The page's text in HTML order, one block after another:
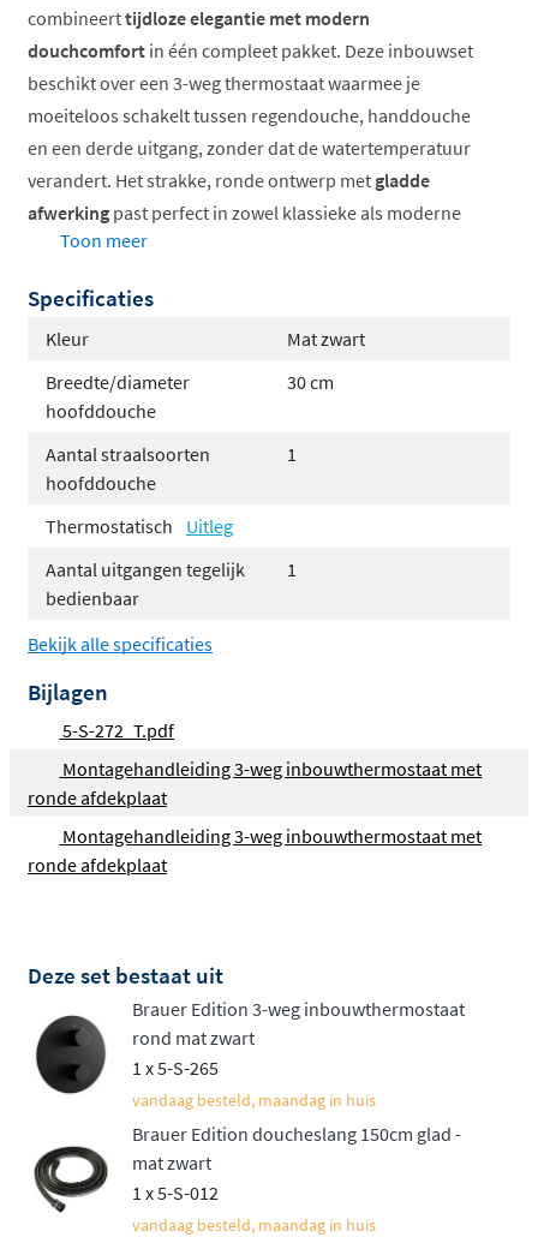
combineerttijdloze elegantie met modern
douchcomfort in één compleet pakket. Deze inbouwset
beschikt over een 3-weg thermostaat waarmee je
moeiteloos schakelt tussen regendouche, handdouche
en een derde uitgang, zonder dat de watertemperatuur
verandert. Het strakke, ronde ontwerp met gladde
afwerking past perfect in zowel klassieke als moderne
badkamers.
Compleet thermostatisch inbouwsysteem
Elegant rond design met gladde knoppen
Ruime kleurkeuze in diverse afwerkingen
Samenstellen naar eigen wens
Met deze regendoucheset kun je jouw ideale
doucheoplossing samenstellen. Kies uit een
hoofddouche met een diameter van 20cm of 30cm
afhankelijk van de grootte van je doucheruimte en de
gemonteerd met een rechte wandarm voor een strakke
look, een gebogen wandarm voor extra reikwijdte, of
een plafondbuis voor een luxe spa-ervaring.
Flexibele handdouche opties
De set biedt keuze tussen twee types handdouches: een
eenvoudig wisselt tussen verschillende waterpatronen
via een drukknop. Je kunt de handdouche plaatsen in
een vaste wandhouder of aan een glijstang voor in
hoogte verstelbaar comfort. Beide varianten worden
compleet geleverd met een 150cm flexibele
doucheslang.
Uitgebreide kleurcollectie
Toon meer
Specificaties
Kleur
Mat zwart
Breedte/diameter
hoofddouche
30 cm
Aantal straalsoorten
hoofddouche
1
Thermostatisch
Uitleg
Aantal uitgangen tegelijk
bedienbaar
1
Bekijk alle specificaties
Bijlagen
5-S-272_T.pdf
Montagehandleiding 3-weg inbouwthermostaat met
ronde afdekplaat
Montagehandleiding 3-weg inbouwthermostaat met
ronde afdekplaat
Deze set bestaat uit
Brauer Edition 3-weg inbouwthermostaat
rond mat zwart
1 x 5-S-265
vandaag besteld, maandag in huis
Brauer Edition doucheslang 150cm glad -
mat zwart
1 x 5-S-012
vandaag besteld, maandag in huis